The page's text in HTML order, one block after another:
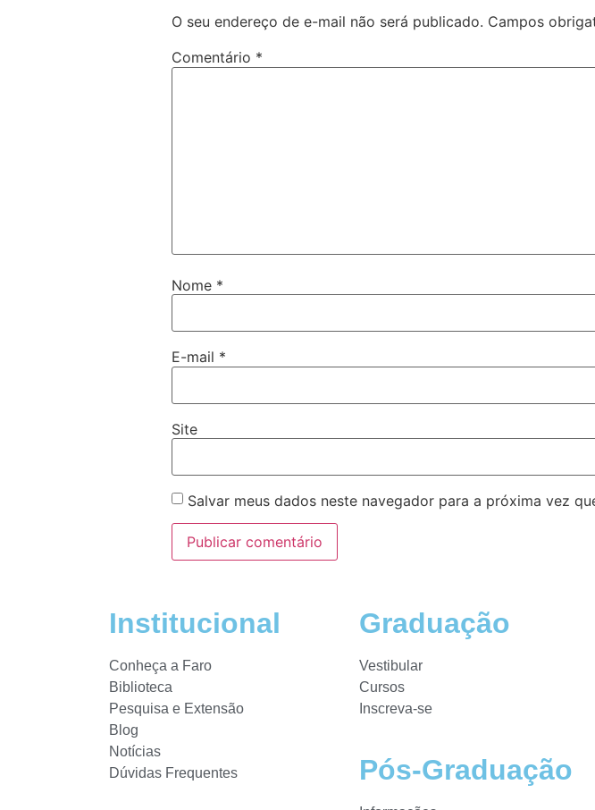
O seu endereço de e-mail não será publicado. Campos
Comentário *
Nome *
E-mail *
Site
Salvar meus dados neste navegador para a próxima vez
Institucional
Conheça a Faro
Biblioteca
Pesquisa e Extensão
Blog
Notícias
Dúvidas Frequentes
Graduação
Vestibular
Cursos
Inscreva-se
Pós-Graduação